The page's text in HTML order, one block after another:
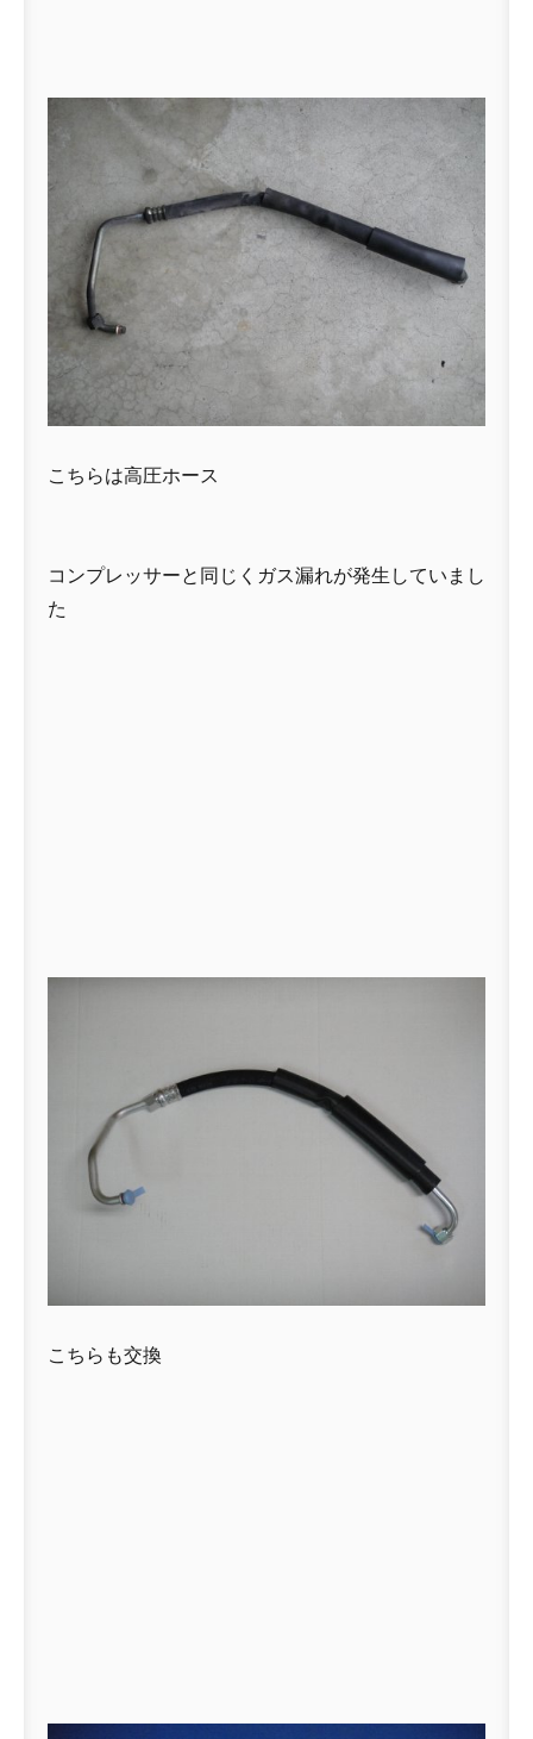
こちらは高圧ホース
コンプレッサーと同じくガス漏れが発生していまし
た
こちらも交換